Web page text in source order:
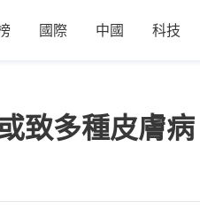
國際 中國 科技
致多種皮膚